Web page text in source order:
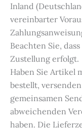
Inland
vereinbarter
Beachten Sie,
Zustellung erfolgt.
Haben Sie Artikel
bestellt,
gemeinsamen
abweichenden
haben. Die